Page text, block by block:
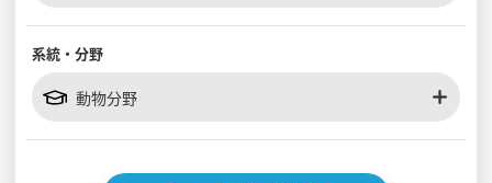
見学会WEB手引書
系統・分野
動物分野